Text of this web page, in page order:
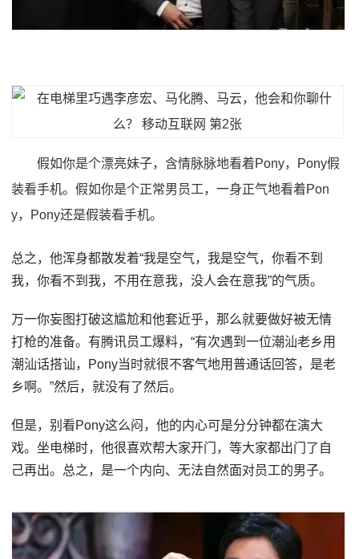
假如你是个漂亮妹子，含情脉脉地看着Pony，Pony假
装看手机。假如你是个正常男员工，一身正气地看着Pon
y，Pony还是假装看手机。
总之，他浑身都散发着“我是空气，我是空气，你看不到
我，你看不到我，不用在意我，没人会在意我”的气质。
万一你妄图打破这尴尬和他套近乎，那么就要做好被无情
打枪的准备。有腾讯员工爆料，“有次遇到一位潮汕老乡用
潮汕话搭讪，Pony当时就很不客气地用普通话回答，是老
乡啊。”然后，就没有了然后。
但是，别看Pony这么闷，他的内心可是分分钟都在演大
戏。坐电梯时，他很喜欢帮大家开门，等大家都出门了自
己再出。总之，是一个内向、无法自然面对员工的男子。